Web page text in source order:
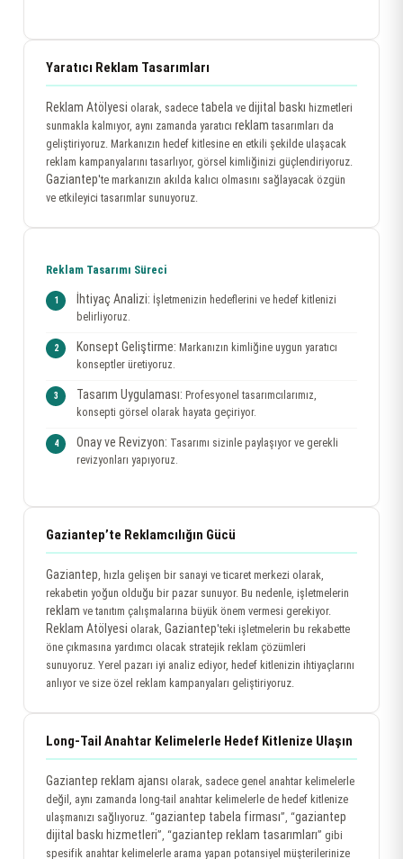
Yaratıcı Reklam Tasarımları
Reklam Atölyesi olarak, sadece tabela ve dijital baskı hizmetleri
sunmakla kalmıyor, aynı zamanda yaratıcı reklam tasarımları da
geliştiriyoruz. Markanızın hedef kitlesine en etkili şekilde ulaşacak
reklam kampanyalarını tasarlıyor, görsel kimliğinizi güçlendiriyoruz.
Gaziantep'te markanızın akılda kalıcı olmasını sağlayacak özgün
ve etkileyici tasarımlar sunuyoruz.
Reklam Tasarımı Süreci
İhtiyaç Analizi: İşletmenizin hedeflerini ve hedef kitlenizi
belirliyoruz.
Konsept Geliştirme: Markanızın kimliğine uygun yaratıcı
konseptler üretiyoruz.
Tasarım Uygulaması: Profesyonel tasarımcılarımız,
konsepti görsel olarak hayata geçiriyor.
Onay ve Revizyon: Tasarımı sizinle paylaşıyor ve gerekli
revizyonları yapıyoruz.
Gaziantep’te Reklamcılığın Gücü
Gaziantep, hızla gelişen bir sanayi ve ticaret merkezi olarak,
rekabetin yoğun olduğu bir pazar sunuyor. Bu nedenle, işletmelerin
reklam ve tanıtım çalışmalarına büyük önem vermesi gerekiyor.
Reklam Atölyesi olarak, Gaziantep'teki işletmelerin bu rekabette
öne çıkmasına yardımcı olacak stratejik reklam çözümleri
sunuyoruz. Yerel pazarı iyi analiz ediyor, hedef kitlenizin ihtiyaçlarını
anlıyor ve size özel reklam kampanyaları geliştiriyoruz.
Long-Tail Anahtar Kelimelerle Hedef Kitlenize Ulaşın
Gaziantep reklam ajansı olarak, sadece genel anahtar kelimelerle
değil, aynı zamanda long-tail anahtar kelimelerle de hedef kitlenize
ulaşmanızı sağlıyoruz. “gaziantep tabela firması”, “gaziantep
dijital baskı hizmetleri”, “gaziantep reklam tasarımları” gibi
spesifik anahtar kelimelerle arama yapan potansiyel müşterilerinize